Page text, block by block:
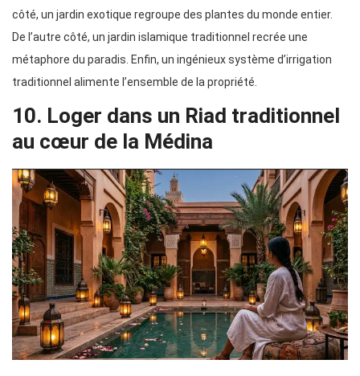
côté, un jardin exotique regroupe des plantes du monde entier.
De l’autre côté, un jardin islamique traditionnel recrée une
métaphore du paradis. Enfin, un ingénieux système d’irrigation
traditionnel alimente l’ensemble de la propriété.
10. Loger dans un Riad traditionnel
au cœur de la Médina